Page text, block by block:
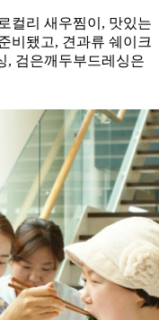
컬리 새우찜이, 맛있는
비됐고, 견과류 쉐이크
, 검은깨두부드레싱은